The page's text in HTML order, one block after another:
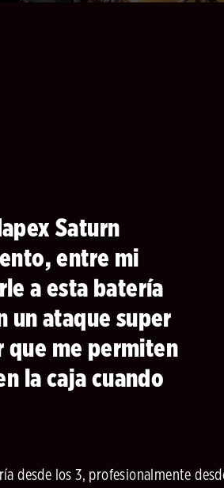
Saturn
entre mi
a esta batería
un ataque super
que me permiten
la caja cuando
desde los 3, profesionalmente